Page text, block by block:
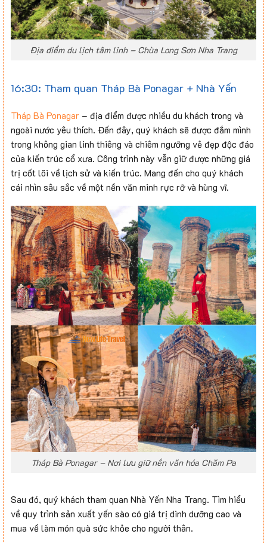
Địa điểm du lịch tâm linh – Chùa Long Sơn Nha Trang
16:30: Tham quan Tháp Bà Ponagar + Nhà Yến
Tháp Bà Ponagar – địa điểm được nhiều du khách trong và
ngoài nước yêu thích. Đến đây, quý khách sẽ được đắm mình
trong không gian linh thiêng và chiêm ngưỡng vẻ đẹp độc đáo
của kiến trúc cổ xưa. Công trình này vẫn giữ được những giá
trị cốt lõi về lịch sử và kiến trúc. Mang đến cho quý khách
cái nhìn sâu sắc về một nền văn minh rực rỡ và hùng vĩ.
Tháp Bà Ponagar – Nơi lưu giữ nền văn hóa Chăm Pa
Sau đó, quý khách tham quan Nhà Yến Nha Trang. Tìm hiểu
về quy trình sản xuất yến sào có giá trị dinh dưỡng cao và
mua về làm món quà sức khỏe cho người thân.